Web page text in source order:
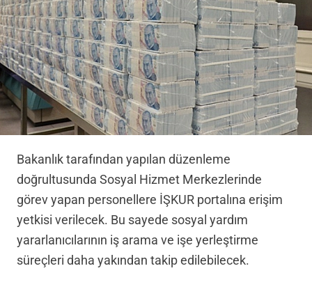
Bakanlık tarafından yapılan düzenleme
doğrultusunda Sosyal Hizmet Merkezlerinde
görev yapan personellere İŞKUR portalına erişim
yetkisi verilecek. Bu sayede sosyal yardım
yararlanıcılarının iş arama ve işe yerleştirme
süreçleri daha yakından takip edilebilecek.